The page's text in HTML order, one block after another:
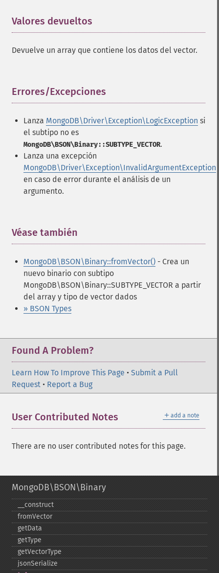
Valores devueltos
Devuelve un array que contiene los datos del vector.
Errores/Excepciones
Lanza MongoDB\Driver\Exception\LogicException si
el subtipo no es
MongoDB\BSON\Binary::SUBTYPE_VECTOR.
Lanza una excepción
MongoDB\Driver\Exception\InvalidArgumentException
en caso de error durante el análisis de un
argumento.
Véase también
MongoDB\BSON\Binary::fromVector() - Crea un
nuevo binario con subtipo
MongoDB\BSON\Binary::SUBTYPE_VECTOR a partir
del array y tipo de vector dados
» BSON Types
Found A Problem?
Learn How To Improve This Page • Submit a Pull
Request • Report a Bug
＋ add a note
User Contributed Notes
There are no user contributed notes for this page.
MongoDB\BSON\Binary
_​_​construct
fromVector
getData
getType
getVectorType
jsonSerialize